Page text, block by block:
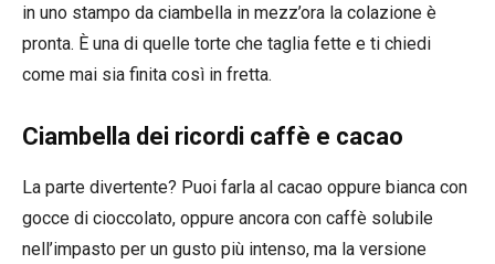
in uno stampo da ciambella in mezz’ora la colazione è
pronta. È una di quelle torte che taglia fette e ti chiedi
come mai sia finita così in fretta.
Ciambella dei ricordi caffè e cacao
La parte divertente? Puoi farla al cacao oppure bianca con
gocce di cioccolato, oppure ancora con caffè solubile
nell’impasto per un gusto più intenso, ma la versione